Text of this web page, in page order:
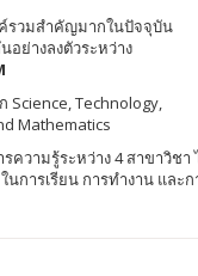
รวมสำคัญมากในปัจจุบัน
ย่างลงตัวระหว่าง
Science, Technology,
Mathematics
ความรู้ระหว่าง 4 สาขาวิช
การเรียน การทำงาน และ